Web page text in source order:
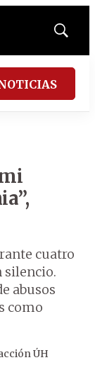
Mostrar
cuatro
silencio.
abusos
como
ÚH